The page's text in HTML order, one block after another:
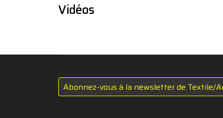
Vidéos
Abonnez-vous à la newsletter de Textile/